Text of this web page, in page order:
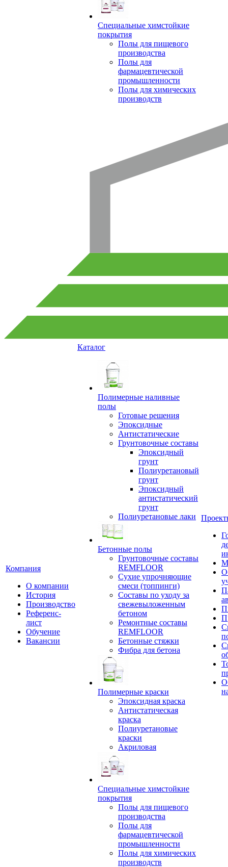
Специальные химстойкие
покрытия
Полы для пищевого
производства
Полы для
фармацевтической
промышленности
Полы для химических
производств
Компания
О компании
История
Производство
Референс-
лист
Обучение
Вакансии
Каталог
Полимерные наливные
полы
Готовые решения
Эпоксидные
Антистатические
Грунтовочные составы
Эпоксидный
грунт
Полиуретановый
грунт
Эпоксидный
антистатический
грунт
Полиуретановые лаки
Бетонные полы
Грунтовочные составы
REMFLOOR
Сухие упрочняющие
смеси (топпинги)
Составы по уходу за
свежевыложенным
бетоном
Ремонтные составы
REMFLOOR
Бетонные стяжки
Фибра для бетона
Полимерные краски
Эпоксидная краска
Антистатическая
краска
Полиуретановые
краски
Акриловая
Специальные химстойкие
покрытия
Полы для пищевого
производства
Полы для
фармацевтической
промышленности
Полы для химических
производств